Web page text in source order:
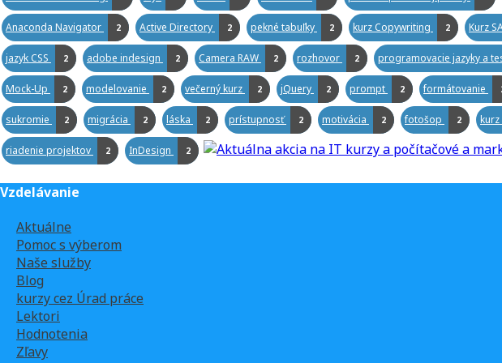
Anaconda Navigator 2 Active Directory 2 pekné tabuľky 2 kurz Copywriting 2 Kurz
jazyk CSS 2 adobe indesign 2 Camera RAW 2 rozhovor 2 programovacie jazyky a
Mock-Up 2 modelovanie 2 večerný kurz 2 jQuery 2 prompt 2 formátovanie
sukromie 2 migrácia 2 láska 2 prístupnosť 2 motivácia 2 fotošop 2
riadenie projektov 2 InDesign 2
Vzdelávanie
Aktuálne
Pomoc s výberom
Naše služby
Blog
kurzy cez Úrad práce
Lektori
Hodnotenia
Zľavy